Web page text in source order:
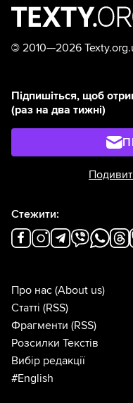
© 2010—2026
Підпишіться, щоб
(раз на два тижні)
Стежити:
Про нас (About us)
Статті (RSS)
Фрагменти (RSS)
Розсилки Текстів
Вибір редакції
#English